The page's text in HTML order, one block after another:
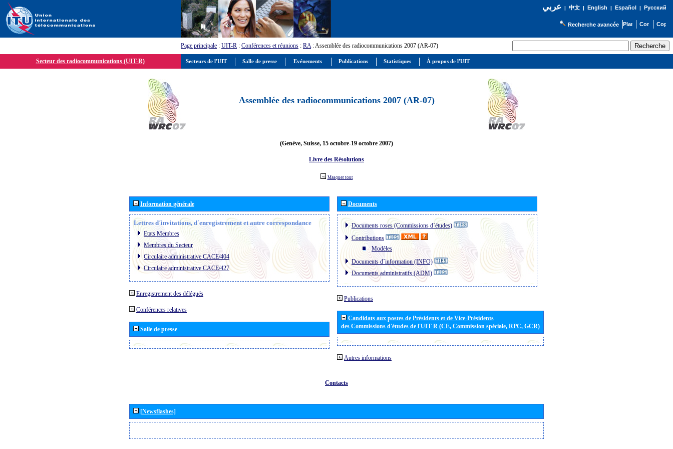
عربي| 中文| English | Español | Русский
Recherche avancée
Page principale : UIT-R : Conférences et réunions : RA: Assemblée des radiocommunications 2007 (AR-07)
Secteur des radiocommunications (UIT-R)
Assemblée des radiocommunications 2007 (AR-07)
(Genève, Suisse, 15 octobre-19 octobre 2007)
Livre des Résolutions
Masquer tout
Information générale
Lettres d´invitations, d´enregistrement et autre correspondance
Etats Membres
Membres du Secteur
Circulaire administrative CACE/404
Circulaire administrative CACE/427
Enregistrement des délégués
Conférences relatives
Salle de presse
Documents
Documents roses (Commissions d´études)
Contributions
Modèles
Documents d´information (INFO)
Documents administratifs (ADM)
Publications
Candidats aux postes de Présidents et de Vice-Présidents
des Commissions d'études de l'UIT-R (CE, Commission spéciale, RPC, GCR)
Autres informations
Contacts
[Newsflashes]
Secteurs de l'UIT Salle de presse Evénements Publications Statistiques À propos de l'UIT